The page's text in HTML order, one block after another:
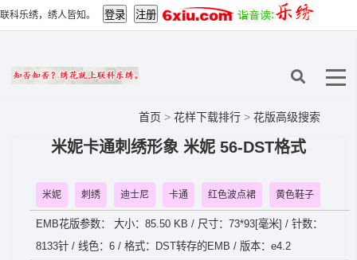
联科乐绣，绣人皆知。
首页 > 花样下载排行 > 花版高级搜索
米妮卡通刺绣形象 米妮 56-DST格式
米妮 刺绣 迪士尼 卡通 红色波点裙 黄色鞋子
EMB花版参数： 大小：85.50 KB / 尺寸：73*93[毫米] / 针数：
8133针 / 线色：6 / 格式：DST转存的EMB / 版本：e4.2